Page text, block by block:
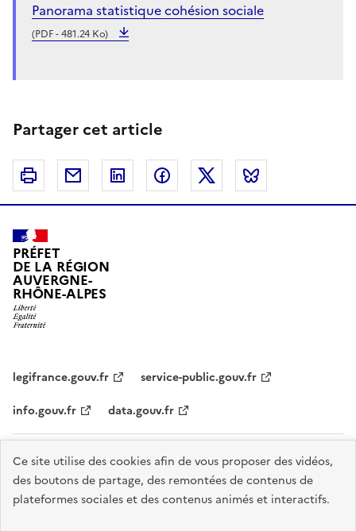
Ce site utilise des cookies afin de vous proposer des vidéos,
des boutons de partage, des remontées de contenus de
plateformes sociales et des contenus animés et interactifs.
Panorama statistique cohésion sociale
(PDF - 481.24 Ko)
Partager cet article
Imprimer Courriel Linkedin FacebookTwitter
PRÉFET
DE LA RÉGION
AUVERGNE-
RHÔNE-ALPES
legifrance.gouv.fr
service-public.gouv.fr
info.gouv.fr
data.gouv.fr
Plan du site Données personnelles et cookies
Accessibilité :
partiellement conforme
Mentions légales Gestion des cookies